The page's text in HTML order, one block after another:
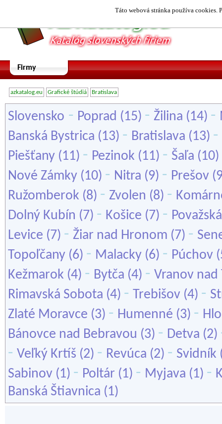
Táto webová stránka používa cookies.
Firmy
azkatalog.eu Grafické štúdiá Bratislava
Slovensko - Poprad (15) - Žilina (14) -
Banská Bystrica (13) - Bratislava (13) -
Piešťany (11) - Pezinok (11) - Šaľa (10)
Nové Zámky (10) - Nitra (9) - Prešov
Ružomberok (8) - Zvolen (8) -
Dolný Kubín (7) - Košice (7) -
Levice (7) - Žiar nad Hronom (7) -
Topoľčany (6) - Malacky (6) - Púchov
Kežmarok (4) - Bytča (4) - Vranov nad
Rimavská Sobota (4) - Trebišov (4) -
Zlaté Moravce (3) - Humenné (3) -
Bánovce nad Bebravou (3) - Detva (2)
- Veľký Krtíš (2) - Revúca (2) - Svidník
Sabinov (1) - Poltár (1) - Myjava (1) -
Banská Štiavnica (1)